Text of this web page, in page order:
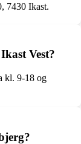
7430 Ikast.
Vest?
kl. 9-18 og